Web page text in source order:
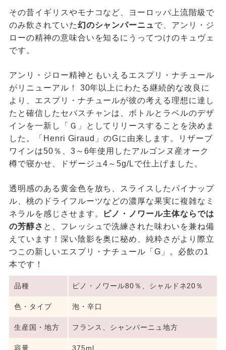
その昔イギリスやモナコなど、ヨーロッパ上流階級で
のみ飲されていた幻のシャンパーニュで、アンリ・ジ
ローの精神の意味合いを知るにうってつけのキュヴェ
です。
アンリ・ジロー精神ともいえるエスプリ・ナチュール
がリニューアル！ 30年以上にわたる継続的な改良に
より、エスプリ・ナチュールが彼の考える理想に達し
たと確信したセバスチャンは、ボトルとラベルのデザ
インを一新し「Ｇ」としてリリースすることを決めま
した。「Henri Giraud」のGに由来します。リザーブ
ワインは50％、3～6年使用したアルゴンヌ産オーク
樽で寝かせ、ドザージュ4～5g/Lで仕上げました。
透明感のある黄金色を放ち、スライスしたパイナップ
ル、桃のドライフルーツなどの濃厚な果実に複雑なミ
ネラルを感じさせます。
ピノ・ノワール主体ならでは
の芳醇さ と、フレッシュで洗練された味わいを兼ね備
えています！深い陰影を奥に秘め、純粋さがより際立
つこの新しいエスプリ・ナチュール「G」。必飲の1
本です！
品種 ピノ・ノワール80％、シャルドネ20％
色・タイプ 泡・辛口
生産国・地方 フランス、シャンパーニュ地方
容量 375ml